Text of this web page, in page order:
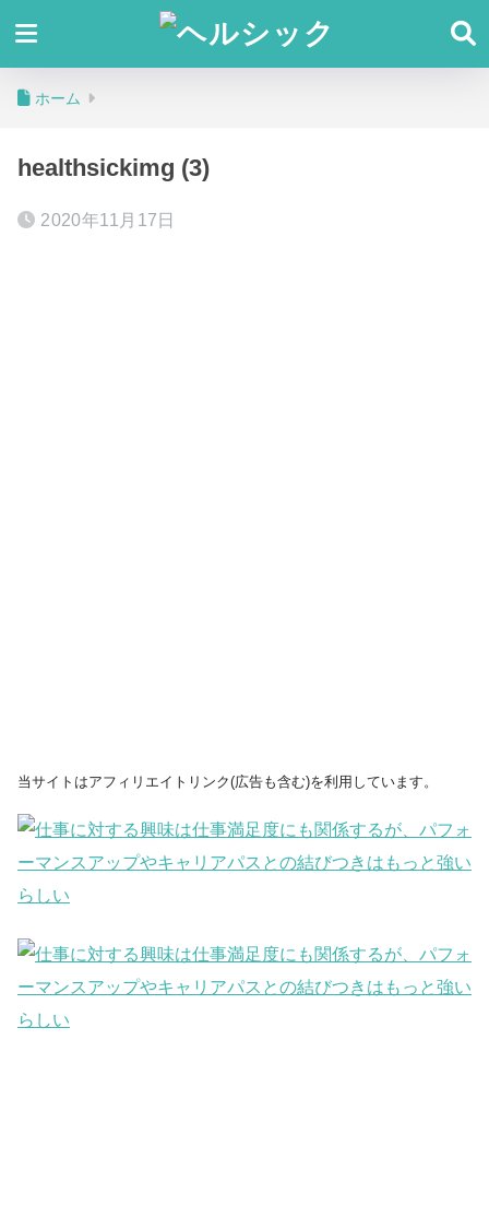
ホーム
healthsickimg (3)
2020年11月17日
当サイトはアフィリエイトリンク(広告も含む)を利用しています。